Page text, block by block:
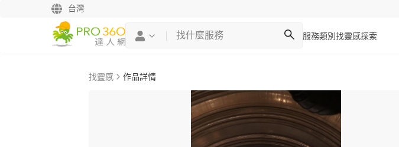
台灣
服務類別 找靈感探索
找靈感 作品詳情